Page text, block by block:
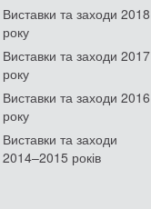
Виставки та заходи 2018
року
Виставки та заходи 2017
року
Виставки та заходи 2016
року
Виставки та заходи
2014–2015 років